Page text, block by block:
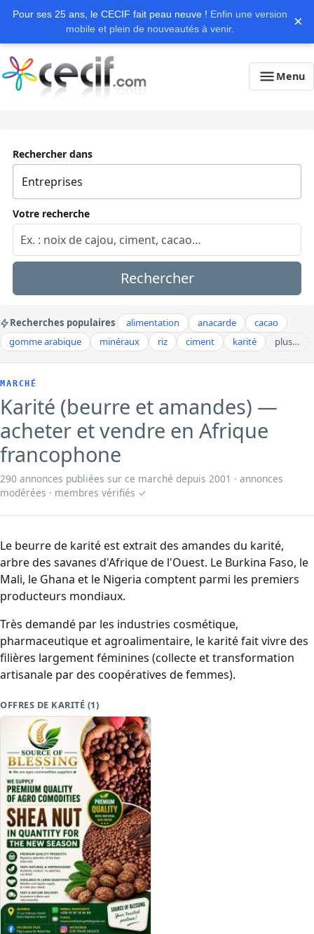
Pour ses 25 ans, le CECIF fait peau neuve ! Enfin une version
mobile et plein de nouveautés à venir.
×
Menu
Rechercher dans
Votre recherche
Rechercher
Recherches populaires alimentation anacarde
cacao
gomme arabique
minéraux riz ciment karité plus…
MARCHÉ
Karité (beurre et amandes) —
acheter et vendre en Afrique
francophone
290 annonces publiées sur ce marché depuis 2001 · annonces
modérées · membres vérifiés ✓
Le beurre de karité est extrait des amandes du karité,
arbre des savanes d'Afrique de l'Ouest. Le Burkina Faso, le
Mali, le Ghana et le Nigeria comptent parmi les premiers
producteurs mondiaux.
Très demandé par les industries cosmétique,
pharmaceutique et agroalimentaire, le karité fait vivre des
filières largement féminines (collecte et transformation
artisanale par des coopératives de femmes).
OFFRES DE KARITÉ (1)